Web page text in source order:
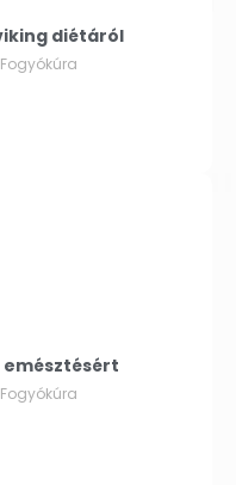
diétáról
Fogyókúra
Fogyókúra